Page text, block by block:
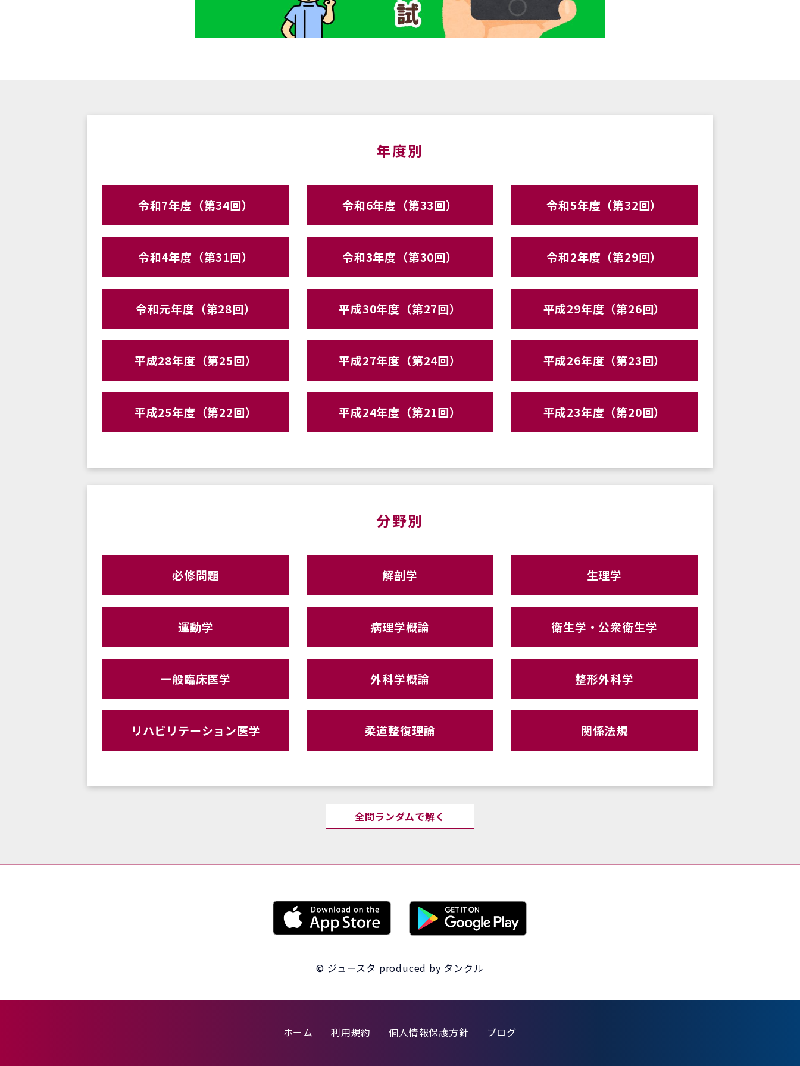
年度別
令和7年度（第34回） 令和6年度（第33回） 令和5年度（第32回）
令和4年度（第31回） 令和3年度（第30回） 令和2年度（第29回）
令和元年度（第28回） 平成30年度（第27回） 平成29年度（第26回）
平成28年度（第25回） 平成27年度（第24回） 平成26年度（第23回）
平成25年度（第22回） 平成24年度（第21回） 平成23年度（第20回）
分野別
必修問題 解剖学 生理学
運動学 病理学概論 衛生学・公衆衛生学
一般臨床医学 外科学概論 整形外科学
リハビリテーション医学 柔道整復理論 関係法規
全問ランダムで解く
© ジュースタ produced by タンクル
ホーム 利用規約 個人情報保護方針 ブログ